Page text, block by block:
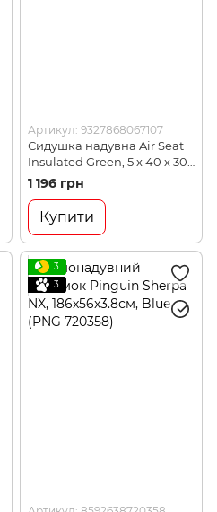
Артикул: 9327868067107
Сидушка надувна Air Seat
Insulated Green, 5 х 40 х 30
см від Sea to Summit (STS
AMASINS)
1 196 грн
Купити
3
3